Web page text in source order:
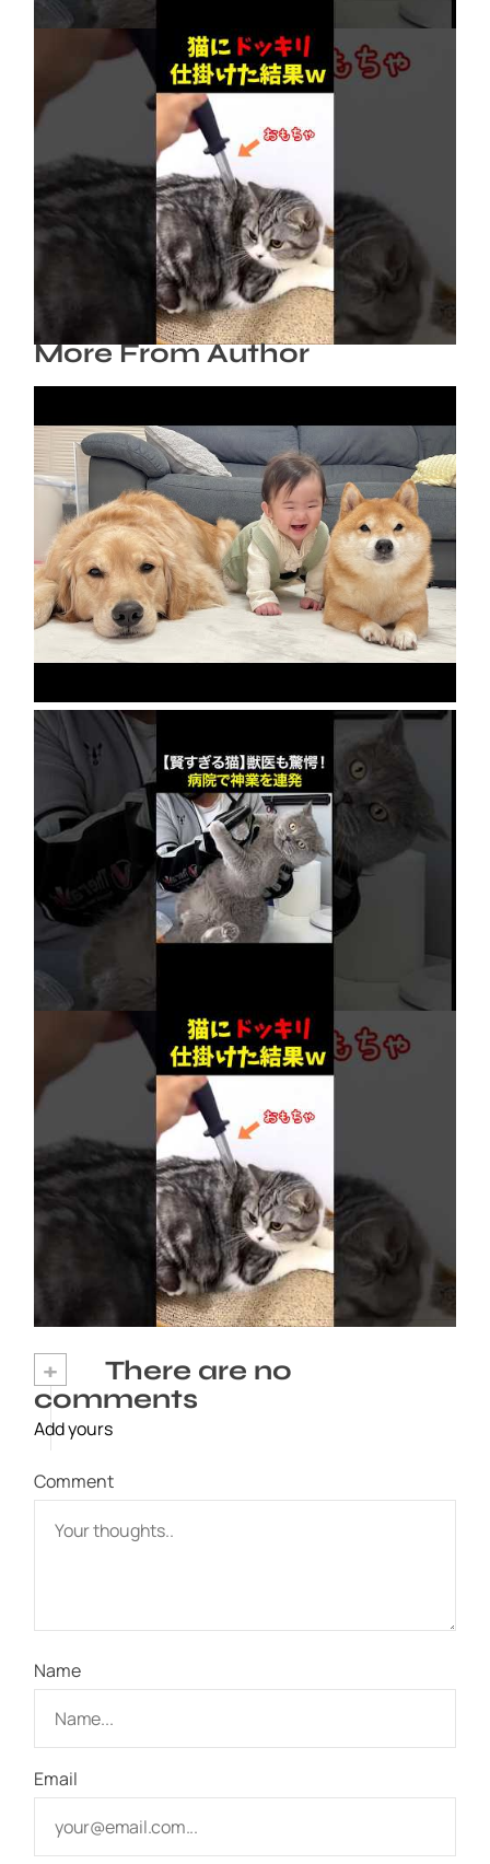
ネコにドッキリ仕掛けた結果５選 #猫のいる暮
らし #cat #面白集 #ねこ #笑ったら負け
2026年8月6日
More From Author
急成長の裏には豆柴とゴールデンレトリバーの
協力がありました…
2026年8月8日
【賢すぎる猫】獣医も驚愕！病院で神業を連発
2026年8月6日
ネコにドッキリ仕掛けた結果５選 #猫のいる暮
らし #cat #面白集 #ねこ #笑ったら負け
2026年8月6日
+
There are no
comments
Add yours
Comment
Name
Email